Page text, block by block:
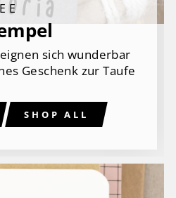
sich wunderbar
Geschenk zur Taufe
SHOP ALL